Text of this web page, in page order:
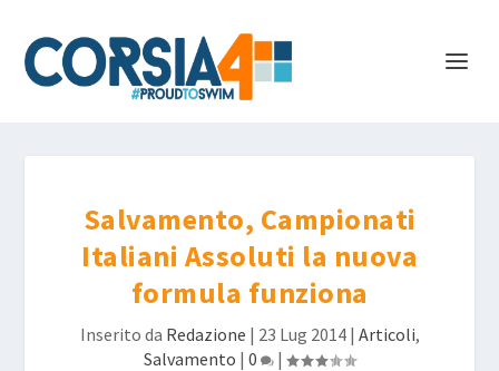
Salvamento, Campionati
Italiani Assoluti la nuova
formula funziona
Inserito da Redazione | 23 Lug 2014| Articoli,
Salvamento | 0 |